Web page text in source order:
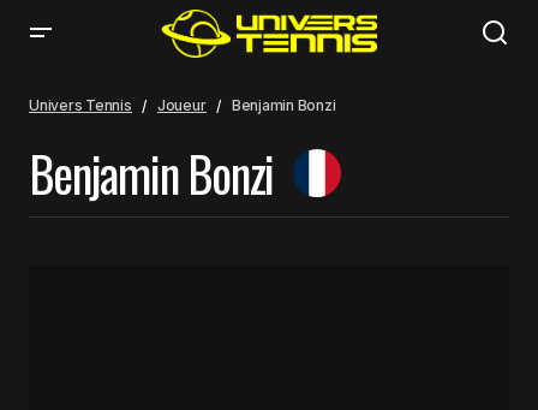
Univers Tennis Joueur Benjamin Bonzi
Benjamin Bonzi